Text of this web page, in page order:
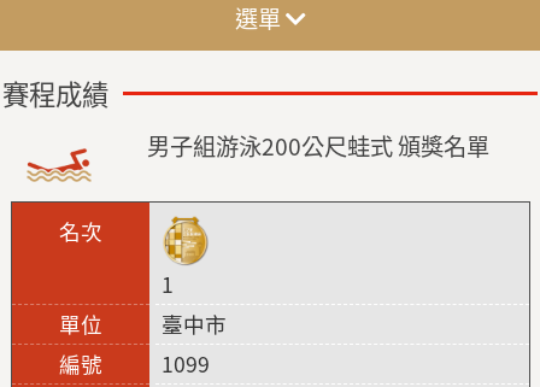
選單
賽程成績
男子組游泳200公尺蛙式 頒獎名單
1
臺中市
1099